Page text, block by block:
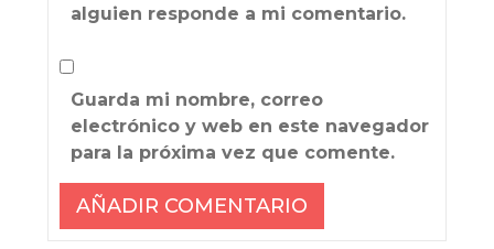
alguien responde a mi comentario.
Guarda mi nombre, correo
electrónico y web en este navegador
para la próxima vez que comente.